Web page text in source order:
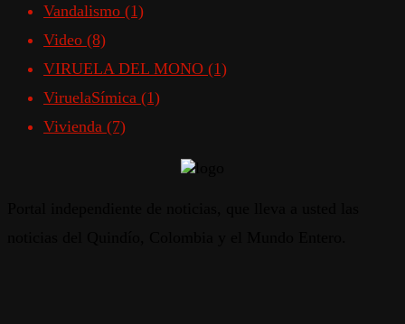
Vandalismo (1)
Video (8)
VIRUELA DEL MONO (1)
ViruelaSímica (1)
Vivienda (7)